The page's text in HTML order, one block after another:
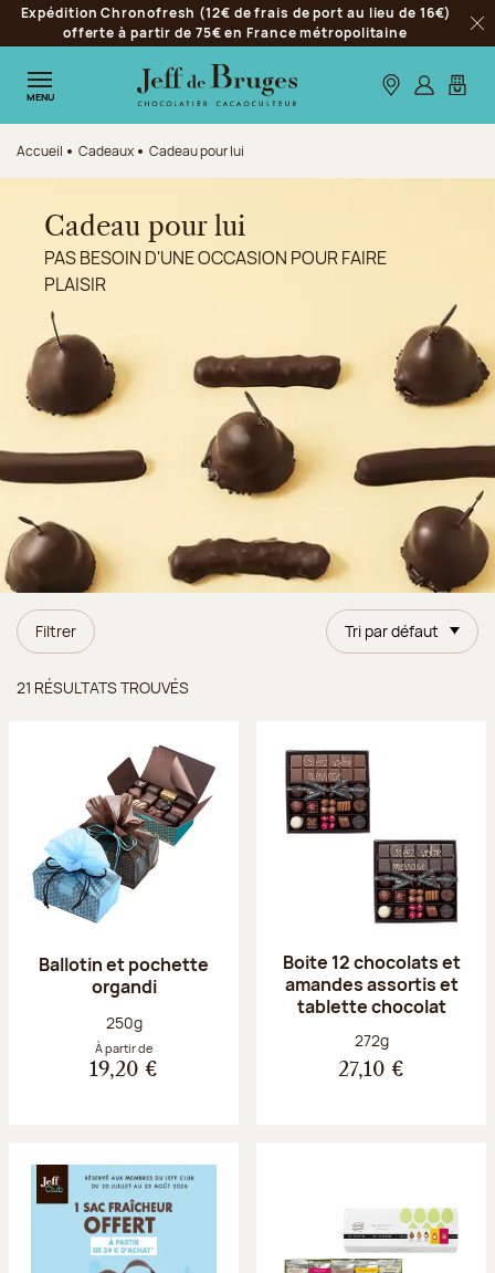
Aller à la navigation
Aller au contenu principal
Aller au pied de page
Expédition Chronofresh (12€ de frais de port au lieu de 16€)
offerte à partir de 75€ en France métropolitaine
MENU Nos boutiques
S’identifier
Mon
Accueil Cadeaux Cadeau pour lui
Cadeau pour lui
PAS BESOIN D'UNE OCCASION POUR FAIRE
PLAISIR
Filtrer Tri par défaut
21 RÉSULTATS TROUVÉS
Ballotin et pochette
organdi
Poids net :
250g
À partir de
19,20 €
Boite 12 chocolats et
amandes assortis et
tablette chocolat
Poids net :
272g
27,10 €